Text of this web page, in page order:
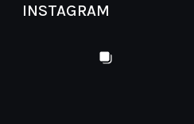
INSTAGRAM